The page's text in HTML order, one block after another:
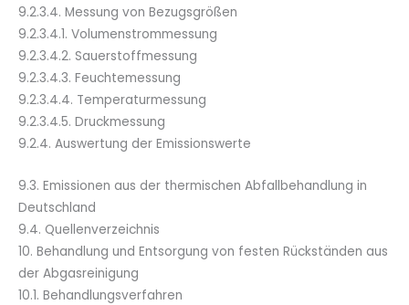
9.2.3.4. Messung von Bezugsgrößen
9.2.3.4.1. Volumenstrommessung
9.2.3.4.2. Sauerstoffmessung
9.2.3.4.3. Feuchtemessung
9.2.3.4.4. Temperaturmessung
9.2.3.4.5. Druckmessung
9.2.4. Auswertung der Emissionswerte
9.3. Emissionen aus der thermischen Abfallbehandlung in
Deutschland
9.4. Quellenverzeichnis
10. Behandlung und Entsorgung von festen Rückständen aus
der Abgasreinigung
10.1. Behandlungsverfahren